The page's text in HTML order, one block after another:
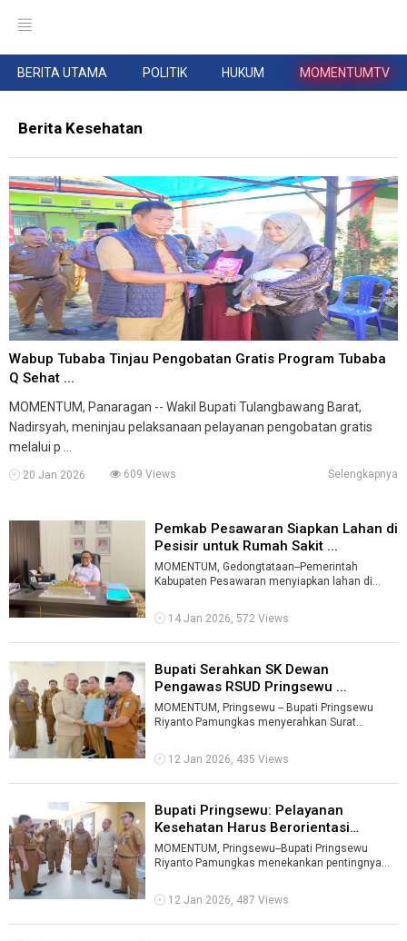
BERITA UTAMA POLITIK HUKUM MOMENTUMTV
Berita Kesehatan
Wabup Tubaba Tinjau Pengobatan Gratis Program Tubaba
Q Sehat ...
MOMENTUM, Panaragan -- Wakil Bupati Tulangbawang Barat,
Nadirsyah, meninjau pelaksanaan pelayanan pengobatan gratis
melalui p ...
20 Jan 2026 609 Views Selengkapnya
Pemkab Pesawaran Siapkan Lahan di
Pesisir untuk Rumah Sakit ...
MOMENTUM, Gedongtataan--Pemerintah
Kabupaten Pesawaran menyiapkan lahan di
sakit.Wakil ...
14 Jan 2026, 572 Views
Bupati Serahkan SK Dewan
Pengawas RSUD Pringsewu ...
MOMENTUM, Pringsewu -- Bupati Pringsewu
Riyanto Pamungkas menyerahkan Surat
Um ...
12 Jan 2026, 435 Views
Bupati Pringsewu: Pelayanan
Kesehatan Harus Berorientasi
Kepuasan ...
MOMENTUM, Pringsewu--Bupati Pringsewu
Riyanto Pamungkas menekankan pentingnya
12 Jan 2026, 487 Views